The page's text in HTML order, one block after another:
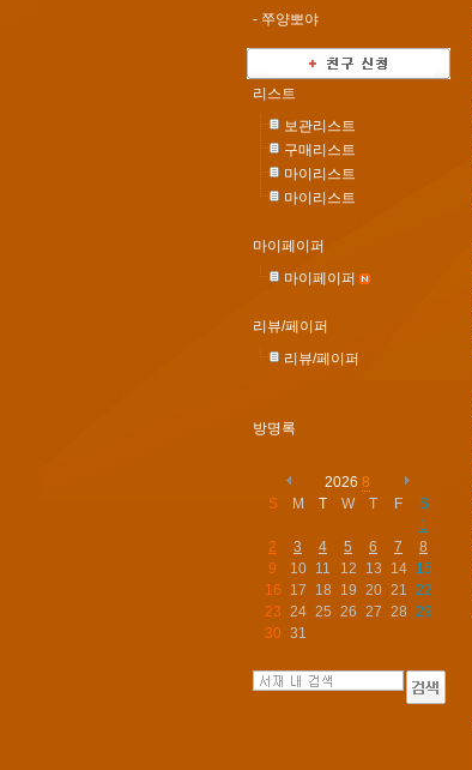
- 쭈양뽀야
리스트
보관리스트
구매리스트
마이리스트
마이리스트
마이페이퍼
마이페이퍼
리뷰/페이퍼
리뷰/페이퍼
방명록
2026 8
S
M T W T F
S
1
2
3 4 5 6 7
8
9
10 11 12 13 14
15
16
17 18 19 20 21 22
23 24 25 26 27 28 29
30 31